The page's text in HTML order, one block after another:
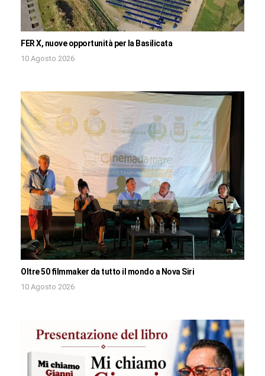
FER X, nuove opportunità per la Basilicata
10 Agosto 2026
Oltre 50 filmmaker da tutto il mondo a Nova Siri
10 Agosto 2026